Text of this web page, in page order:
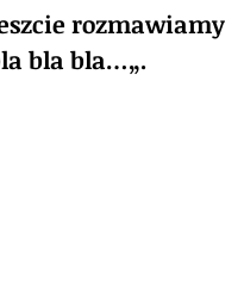
rozmawiamy
bla bla…„.